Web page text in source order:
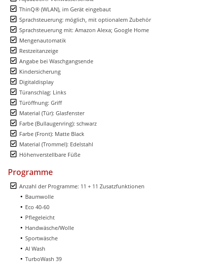
ThinQ® (WLAN), im Gerät eingebaut
Sprachsteuerung: möglich, mit optionalem Zubehör
Sprachsteuerung mit: Amazon Alexa; Google Home
Mengenautomatik
Restzeitanzeige
Angabe bei Waschgangsende
Kindersicherung
Digitaldisplay
Türanschlag: Links
Türöffnung: Griff
Material (Tür): Glasfenster
Farbe (Bullaugenring): schwarz
Farbe (Front): Matte Black
Material (Trommel): Edelstahl
Höhenverstellbare Füße
Programme
Anzahl der Programme: 11 + 11 Zusatzfunktionen
Baumwolle
Eco 40-60
Pflegeleicht
Handwäsche/Wolle
Sportwäsche
AI Wash
TurboWash 39